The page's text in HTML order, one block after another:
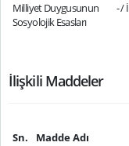
Milliyet Duygusunun
Sosyolojik Esasları
- /
İlişkili Maddeler
Sn. Madde Adı